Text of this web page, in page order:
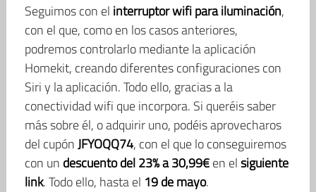
Seguimos con el interruptor wifi para iluminación,
con el que, como en los casos anteriores,
podremos controlarlo mediante la aplicación
Homekit, creando diferentes configuraciones con
Siri y la aplicación. Todo ello, gracias a la
conectividad wifi que incorpora. Si queréis saber
más sobre él, o adquirir uno, podéis aprovecharos
del cupónJFYOQQ74, con el que lo conseguiremos
con un descuento del 23% a 30,99€en elsiguiente
link. Todo ello, hasta el 19 de mayo.